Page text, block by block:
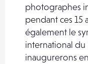
photographes
pendant ces 15
également le
international du
inaugurerons